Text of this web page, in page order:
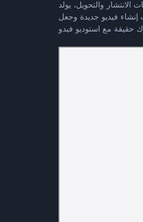
الانتشار والتحويل، يولد
إنشاء فيديو جديدة وجعل